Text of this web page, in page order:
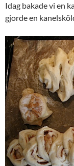
Idag bakade vi en
gjorde en